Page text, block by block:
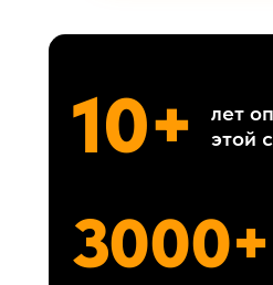
10+
лет
этой
3000+